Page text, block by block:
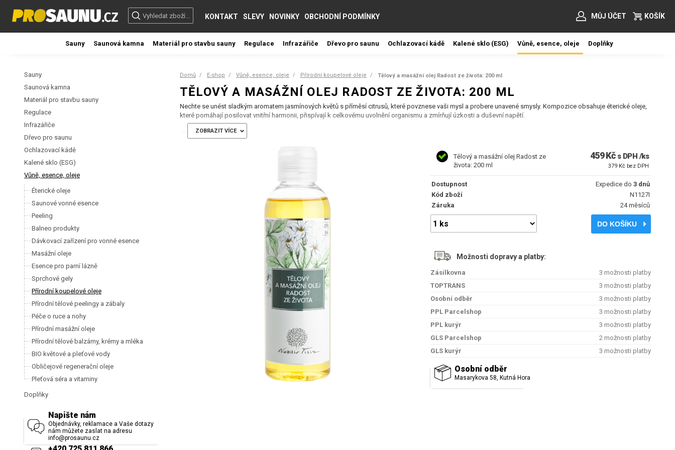
KONTAKT SLEVY NOVINKY OBCHODNÍ PODMÍNKY MŮJ ÚČET KOŠÍK
Sauny Saunová kamna Materiál pro stavbu sauny Regulace Infrazářiče Dřevo pro saunu Ochlazovací kádě Kalené sklo (ESG) Vůně, esence, oleje Doplňky
Sauny
Saunová kamna
Materiál pro stavbu sauny
Regulace
Infrazářiče
Dřevo pro saunu
Ochlazovací kádě
Kalené sklo (ESG)
Vůně, esence, oleje
Éterické oleje
Saunové vonné esence
Peeling
Balneo produkty
Dávkovací zařízení pro vonné esence
Masážní oleje
Esence pro parní lázně
Sprchové gely
Přírodní koupelové oleje
Přírodní tělové peelingy a zábaly
Péče o ruce a nohy
Přírodní masážní oleje
Přírodní tělové balzámy, krémy a mléka
BIO květové a pleťové vody
Obličejové regenerační oleje
Pleťová séra a vitaminy
Doplňky
Napište nám
Objednávky, reklamace a Vaše dotazy
nám můžete zaslat na adresu
info@prosaunu.cz
Domů E-shop Vůně, esence, oleje Přírodní koupelové oleje Tělový a masážní olej Radost ze života: 200 ml
TĚLOVÝ A MASÁŽNÍ OLEJ RADOST ZE ŽIVOTA: 200 ML
Nechte se unést sladkým aromatem jasmínových květů s příměsí citrusů, které povznese vaši mysl a probere unavené smysly. Kompozice obsahuje éterické oleje,
které pomáhají posilovat vnitřní harmonii, přispívají k celkovému uvolnění organismu a zmírňují úzkosti a duševní napětí.
Jak se používá:
ZOBRAZIT VÍCE
Tělový a masážní olej Radost ze
života: 200 ml
459 Kč s DPH /ks
379 Kč bez DPH
Dostupnost Expedice do 3 dnů
Kód zboží
N1127I
Záruka
24 měsíců
DO KOŠÍKU
Možnosti dopravy a platby:
Zásilkovna
3 možnosti platby
TOPTRANS
3 možnosti platby
Osobní odběr
3 možnosti platby
PPL Parcelshop
3 možnosti platby
PPL kurýr
3 možnosti platby
GLS Parcelshop
2 možnosti platby
GLS kurýr
3 možnosti platby
Osobní odběr
Masarykova 58, Kutná Hora